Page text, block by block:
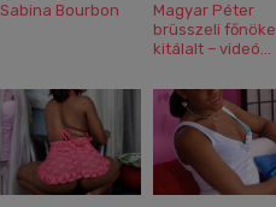
Sabina Bourbon
Magyar Péter
brüsszeli főnöke
kitálalt – videó...